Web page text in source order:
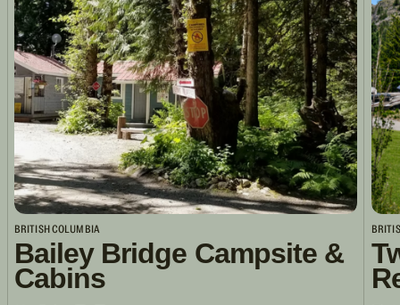
BRITISH COLUMBIA
Bailey Bridge Campsite &
Cabins